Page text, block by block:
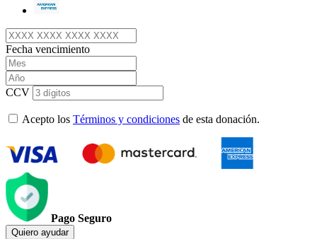
Fecha vencimiento
CCV
Acepto los Términos y condiciones de esta donación.
Pago Seguro
Quiero ayudar